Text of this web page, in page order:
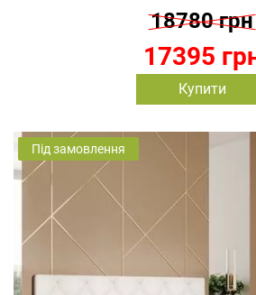
17395
18780 грн
Купити
Під замовлення